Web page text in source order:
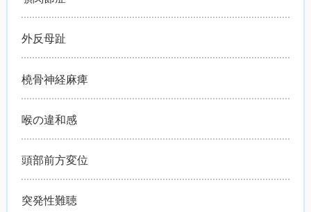
外反母趾
橈骨神経麻痺
喉の違和感
頭部前方変位
突発性難聴